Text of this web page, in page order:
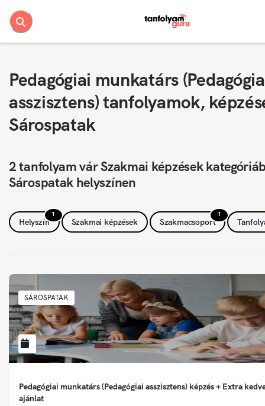
Pedagógiai munkatárs
asszisztens) tanfolyamok,
Sárospatak
2 tanfolyam vár Szakmai képzések
Sárospatak helyszínen
1
Helyszín Szakmai képzések
1
Szakmacsoport
SÁROSPATAK
Pedagógiai munkatárs (Pedagógiai asszisztens) képzés + Extra
ajánlat